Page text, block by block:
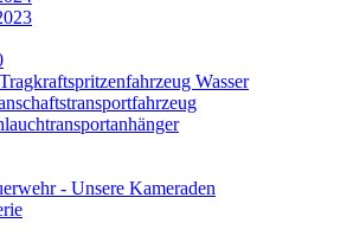
Wasser
- Unsere Kameraden